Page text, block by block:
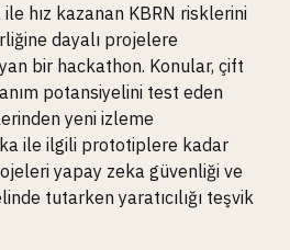
ile hız kazanan KBRN risklerini
dayalı projelere
bir hackathon. Konular, çift
potansiyelini test eden
yeni izleme
ile ilgili prototiplere kadar
yapay zeka güvenliği ve
tutarken yaratıcılığı teşvik